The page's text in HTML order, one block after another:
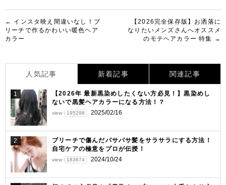
投
稿
ー
シ
ョ
ン
← インスタ映え間違いなし！ブ
リーチで作るかわいい暖色ヘア
カラー
【2026完全保存版】お洒落に
なりたいメンズさんへオススメ
のモテヘアカラー 特集 →
人気記事 新着記事 関連記事
1
【2026年 最新黒染めしたくない方必見！】黒染めし
ないで黒髪ヘアカラーになる方法！？
view 195298 2025/02/16
2
ブリーチで傷んだパサパサ髪をサラサラにする方法！
自宅ケアの極意をプロが伝授！
view 183674 2024/10/24